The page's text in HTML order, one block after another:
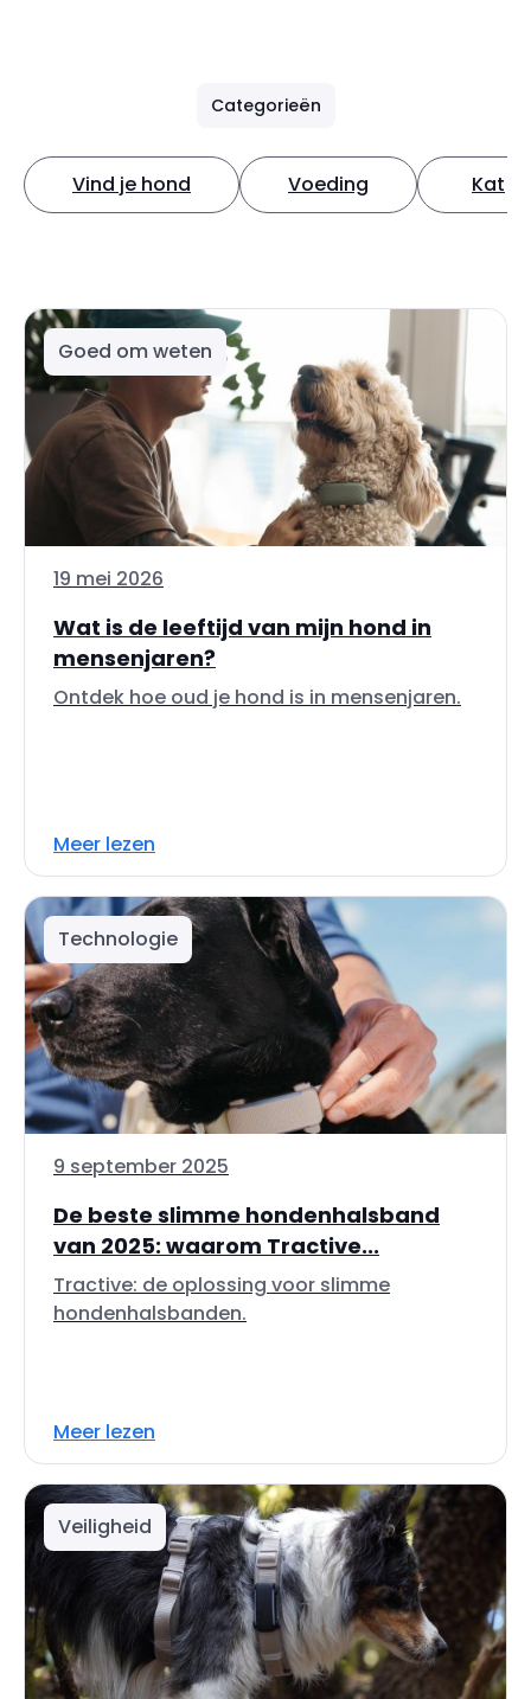
Categorieën
Vind je hond Voeding Kat
Goed om weten
19 mei 2026
Wat is de leeftijd van mijn hond in
mensenjaren?
Ontdek hoe oud je hond is in mensenjaren.
Meer lezen
Technologie
9 september 2025
De beste slimme hondenhalsband
van 2025: waarom Tractive...
Tractive: de oplossing voor slimme
hondenhalsbanden.
Meer lezen
Veiligheid